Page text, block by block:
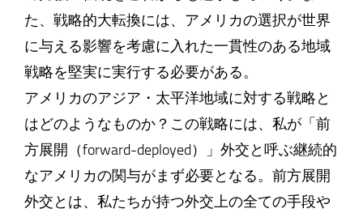
た、戦略的大転換には、アメリカの選択が世界
に与える影響を考慮に入れた一貫性のある地域
戦略を堅実に実行する必要がある。
アメリカのアジア・太平洋地域に対する戦略と
はどのようなものか？この戦略には、私が「前
方展開（forward-deployed）」外交と呼ぶ継続的
なアメリカの関与がまず必要となる。前方展開
外交とは、私たちが持つ外交上の全ての手段や